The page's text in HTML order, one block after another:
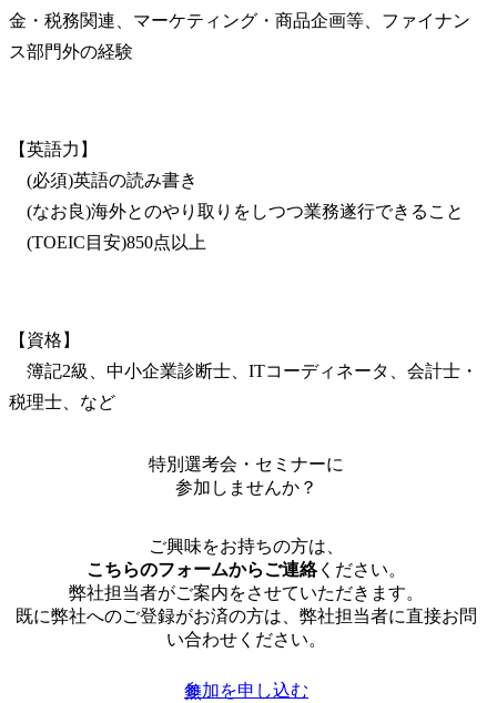
金・税務関連、マーケティング・商品企画等、ファイナン
ス部門外の経験
【英語力】
(必須)英語の読み書き
(なお良)海外とのやり取りをしつつ業務遂行できること
(TOEIC目安)850点以上
【資格】
簿記2級、中小企業診断士、ITコーディネータ、会計士・
税理士、など
特別選考会・セミナーに
参加しませんか？
ご興味をお持ちの方は、
こちらのフォームからご連絡ください。
弊社担当者がご案内をさせていただきます。
既に弊社へのご登録がお済の方は、弊社担当者に直接お問
い合わせください。
無
参加を申し込む